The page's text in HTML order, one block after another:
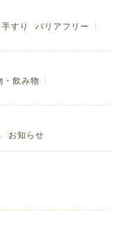
すり
バリアフリー
・飲み物
お知らせ